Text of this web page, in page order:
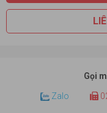
Gọi
Zalo